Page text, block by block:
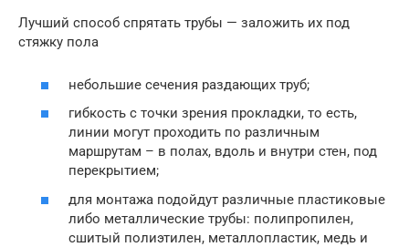
Лучший способ спрятать трубы — заложить их под
стяжку пола
небольшие сечения раздающих труб;
гибкость с точки зрения прокладки, то есть,
линии могут проходить по различным
маршрутам – в полах, вдоль и внутри стен, под
перекрытием;
для монтажа подойдут различные пластиковые
либо металлические трубы: полипропилен,
сшитый полиэтилен, металлопластик, медь и